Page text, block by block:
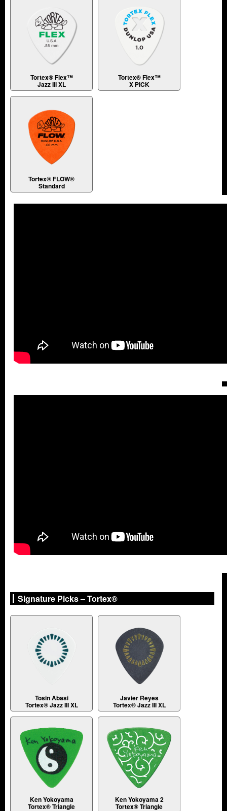
Tortex® Flex™
Jazz III XL
Tortex® Flex™
X PICK
Tortex® FLOW®
Standard
Signature Picks – Tortex®
Tosin Abasi
Tortex® Jazz III XL
Javier Reyes
Tortex® Jazz III XL
Ken Yokoyama
Tortex® Triangle
Ken Yokoyama 2
Tortex® Triangle